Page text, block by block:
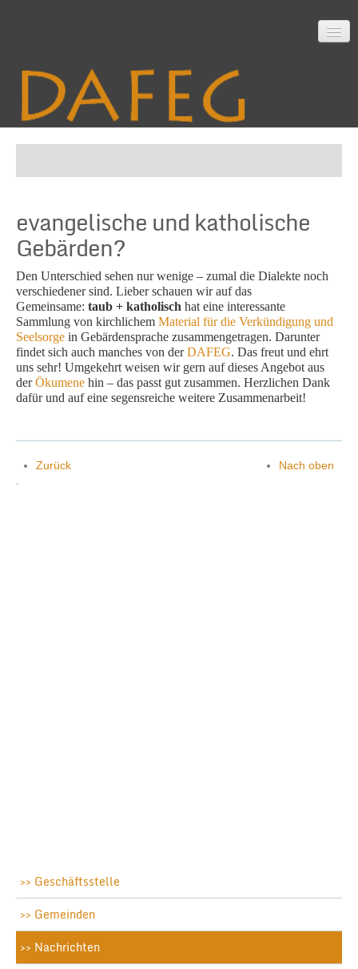
Mitarbeit
Material
Themen
evangelische und katholische
Gebärden?
Den Unterschied sehen nur wenige – zumal die Dialekte noch
verschiedener sind. Lieber schauen wir auf das
Gemeinsame: taub + katholisch hat eine interessante
Sammlung von kirchlichem Material für die Verkündigung und
Seelsorge in Gebärdensprache zusammengetragen. Darunter
findet sich auch manches von der DAFEG. Das freut und ehrt
uns sehr! Umgekehrt weisen wir gern auf dieses Angebot aus
der Ökumene hin – das passt gut zusammen. Herzlichen Dank
dafür und auf eine segensreiche weitere Zusammenarbeit!
Zurück
Nach oben
Geschäftsstelle
Gemeinden
Nachrichten